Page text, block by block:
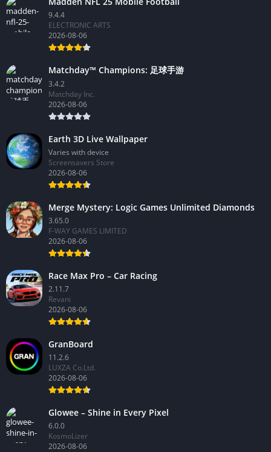
9.4.4
ELECTRONIC ARTS
2026-08-06
Matchday™ Champions: 足球手游
3.4.2
Matchday Inc.
2026-08-06
Earth 3D Live Wallpaper
Varies with device
Screensavers Store
2026-08-06
Merge Mystery: Logic Games Unlimited Diamonds
3.65.0
F-WAY GAMES LIMITED
2026-08-06
Race Max Pro – Car Racing
2.11.7
Revani
2026-08-06
GranBoard
11.2.6
LUXZA Co.Ltd.
2026-08-06
Glowee – Shine in Every Pixel
6.0.0
KosmoLizer
2026-08-06